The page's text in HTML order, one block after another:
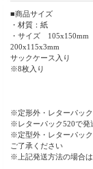
■商品サイズ
・材質：紙
・サイズ 105x150mm
200x115x3mm
サックケース入り
※8枚入り
※定形外・レターパッ
※レターパック520で発
※定型外・レターパック
ご了承ください
※上記発送方法の場合